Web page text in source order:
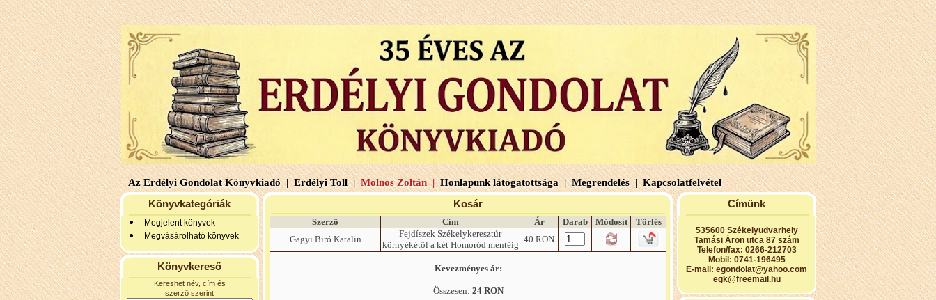
Az Erdélyi Gondolat Könyvkiadó | Erdélyi Toll | Molnos Zoltán | Honlapunk látogatottsága | Megrendelés | Kapcsolatfelvétel
Könyvkategóriák
Megjelent könyvek
Megvásárolható könyvek
Könyvkereső
Kereshet név, cím és
szerző szerint
Kosár
Szerző Cím Ár Darab Módosít
Törlés
Gagyi Biró Katalin
Fejdíszek Székelykeresztúr
környékétől a két Homoród mentéig
40 RON
Kevezményes ár:
Összesen: 24 RON
Címünk
535600 Székelyudvarhely
Tamási Áron utca 87 szám
Telefon/fax: 0266-212703
Mobil: 0741-196495
E-mail: egondolat@yahoo.com
egk@freemail.hu